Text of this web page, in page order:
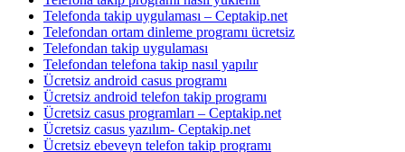
Telefonda takip uygulaması – Ceptakip.net
Telefondan ortam dinleme programı ücretsiz
Telefondan takip uygulaması
Telefondan telefona takip nasıl yapılır
Ücretsiz android casus programı
Ücretsiz android telefon takip programı
Ücretsiz casus programları – Ceptakip.net
Ücretsiz casus yazılım- Ceptakip.net
Ücretsiz ebeveyn telefon takip programı